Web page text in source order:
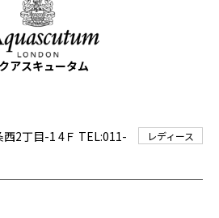
アスキュータム
2丁目-1 4Ｆ TEL:011-
レディース